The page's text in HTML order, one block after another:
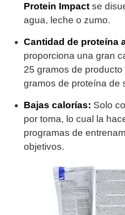
Protein Impact se
agua, leche o zumo.
Cantidad de proteína
proporciona una gran
25 gramos de
gramos de proteína de
Bajas calorías: Solo
por toma, lo cual la
programas de
objetivos.